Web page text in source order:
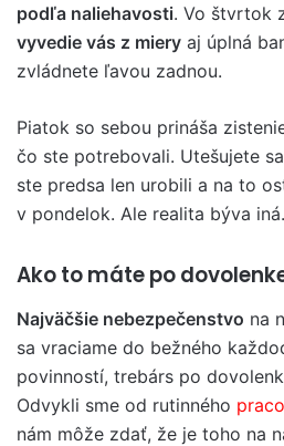
podľa naliehavosti. Vo štvrtok
vyvedie vás z miery aj úplná
zvládnete ľavou zadnou.
Piatok so sebou prináša
čo ste potrebovali. Utešujete
ste predsa len urobili a na to
v pondelok. Ale realita býva iná.
Ako to máte po
Najväčšie nebezpečenstvo na
sa vraciame do bežného
povinností, trebárs po
Odvykli sme od rutinného
nám môže zdať, že je toho na